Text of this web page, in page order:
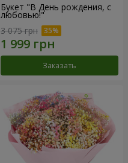
Букет "В День рождения, с
любовью!"
3 075 грн
Заказать